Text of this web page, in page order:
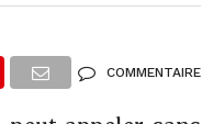
COMMENTAIRE